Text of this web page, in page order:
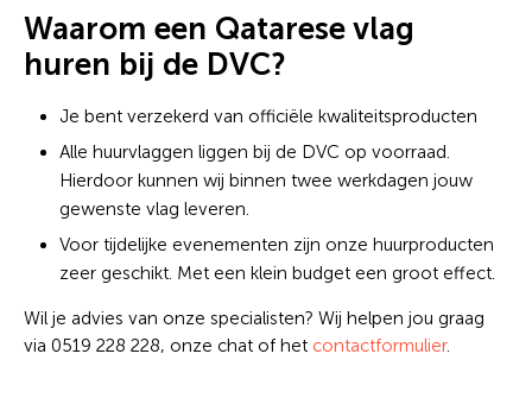
Waarom een Qatarese vlag
huren bij de DVC?
Je bent verzekerd van officiële kwaliteitsproducten
Alle huurvlaggen liggen bij de DVC op voorraad.
Hierdoor kunnen wij binnen twee werkdagen jouw
gewenste vlag leveren.
Voor tijdelijke evenementen zijn onze huurproducten
zeer geschikt. Met een klein budget een groot effect.
Wil je advies van onze specialisten? Wij helpen jou graag
via 0519 228 228, onze chat of het contactformulier.